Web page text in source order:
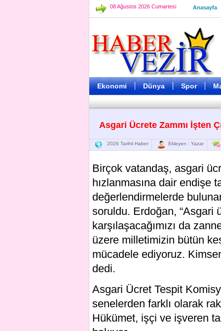
08 Ağustos 2026 Cumartesi Anasayfa
Ekonomi Dünya Spor
Asgari Ücrete Zammı İşten
2026 Tarihli Haber Ekleyen : Yazar
Birçok vatandaş, asgari
hızlanmasına dair endişe
değerlendirmelerde
soruldu. Erdoğan, “Asgari
karşılaşacağımızı da
üzere milletimizin bütün
mücadele ediyoruz.
dedi.
Asgari Ücret Tespit
senelerden farklı olarak
Hükümet, işçi ve işveren